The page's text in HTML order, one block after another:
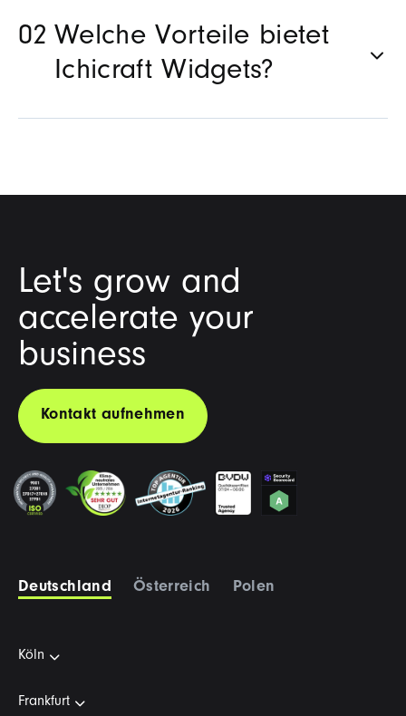
Welche Vorteile bietet
Ichicraft Widgets?
Let's grow and
accelerate your
business
Kontakt aufnehmen
Deutschland Österreich Polen
Köln
Frankfurt